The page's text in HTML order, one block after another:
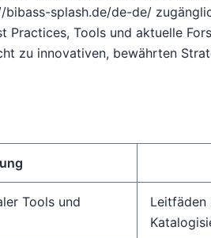
splash.de/de-de/
Tools und aktuelle
zu innovativen, bewährten
Tools und
Leitfäden